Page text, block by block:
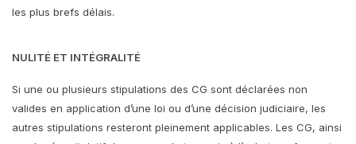
les plus brefs délais.
NULITÉ ET INTÉGRALITÉ
Si une ou plusieurs stipulations des CG sont déclarées non
valides en application d’une loi ou d’une décision judiciaire, les
autres stipulations resteront pleinement applicables. Les CG, ainsi